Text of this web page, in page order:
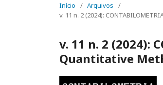
Início / Arquivos
/
v. 11 n. 2 (2024):
v. 11 n. 2 (2024):
Quantitative